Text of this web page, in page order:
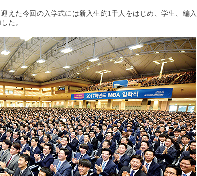
えた今回の入学式には新入生約1千人をはじめ、学生、編入
た。